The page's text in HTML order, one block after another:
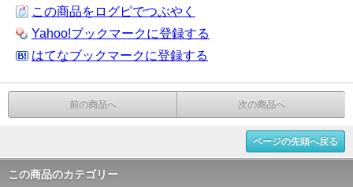
この商品をログピでつぶやく
Yahoo!ブックマークに登録する
はてなブックマークに登録する
前の商品へ 次の商品へ
ページの先頭へ戻る
この商品のカテゴリー